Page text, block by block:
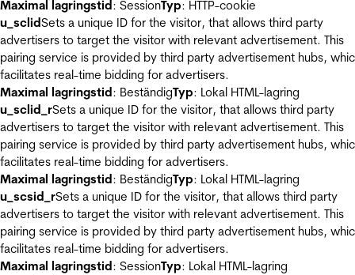
Maximal lagringstid: SessionTyp: HTTP-cookie
u_sclidSets a unique ID for the visitor, that allows third party
advertisers to target the visitor with relevant advertisement. This
pairing service is provided by third party advertisement hubs,
facilitates real-time bidding for advertisers.
Maximal lagringstid: BeständigTyp: Lokal HTML-lagring
u_sclid_rSets a unique ID for the visitor, that allows third party
advertisers to target the visitor with relevant advertisement. This
pairing service is provided by third party advertisement hubs,
facilitates real-time bidding for advertisers.
Maximal lagringstid: BeständigTyp: Lokal HTML-lagring
u_scsid_rSets a unique ID for the visitor, that allows third party
advertisers to target the visitor with relevant advertisement. This
pairing service is provided by third party advertisement hubs,
facilitates real-time bidding for advertisers.
Maximal lagringstid: SessionTyp: Lokal HTML-lagring